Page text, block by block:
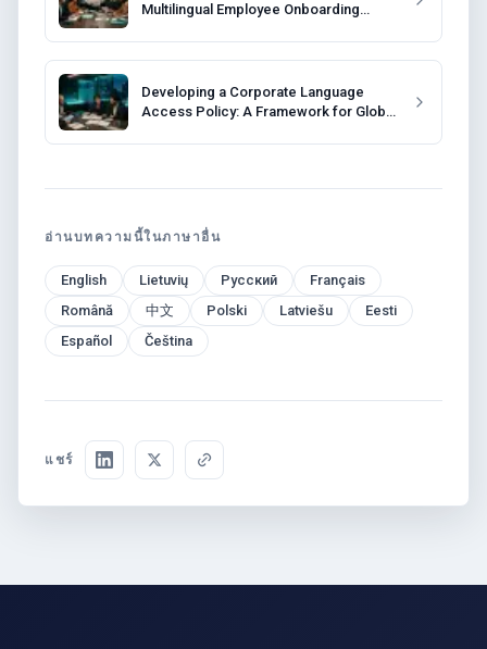
Multilingual Employee Onboarding
Developing a Corporate Language
Access Policy: A Framework for Global
อ่านบทความนี้ในภาษาอื่น
English Lietuvių Русский
Français
Română
中文 Polski Latviešu
Eesti
Español
Čeština
แชร์